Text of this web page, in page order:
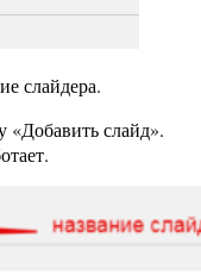
слайдера.
«Добавить слайд».